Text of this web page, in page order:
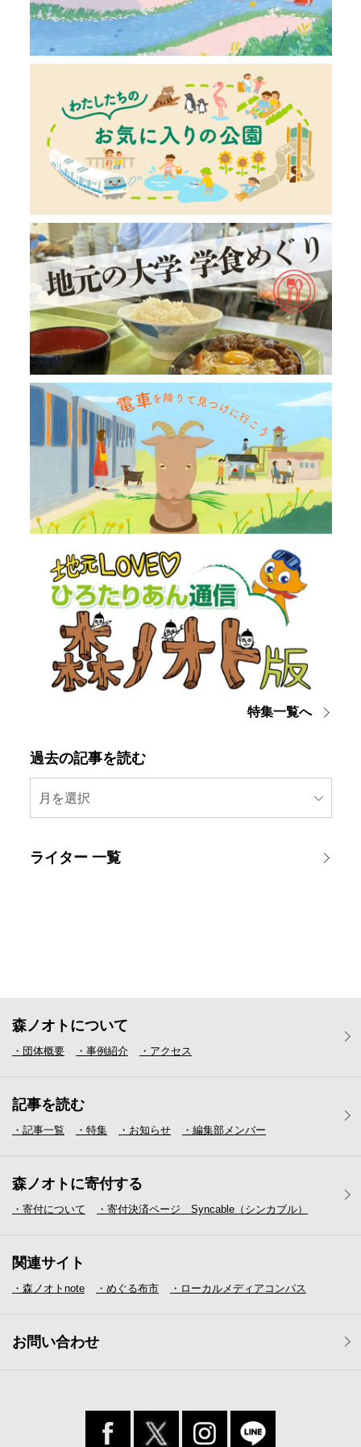
特集一覧へ
過去の記事を読む
月を選択
ライター 一覧
森ノオトについて
・団体概要 ・事例紹介 ・アクセス
記事を読む
・記事一覧 ・特集 ・お知らせ ・編集部メンバー
森ノオトに寄付する
・寄付について ・寄付決済ページ Syncable（シンカブル）
関連サイト
・森ノオトnote ・めぐる布市 ・ローカルメディア コンパス
お問い合わせ